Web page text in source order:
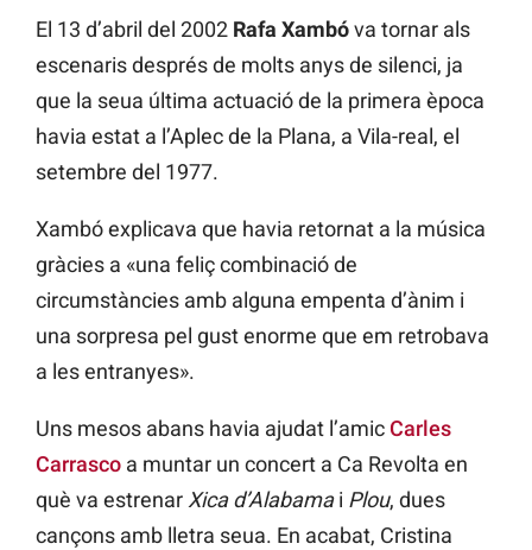
El 13 d’abril del 2002 Rafa Xambóva tornar als
escenaris després de molts anys de silenci, ja
que la seua última actuació de la primera època
havia estat a l’Aplec de la Plana, a Vila-real, el
setembre del 1977.
Xambó explicava que havia retornat a la música
gràcies a «una feliç combinació de
circumstàncies amb alguna empenta d’ànim i
una sorpresa pel gust enorme que em retrobava
a les entranyes».
Uns mesos abans havia ajudat l’amicCarles
Carrasco a muntar un concert a Ca Revolta en
què va estrenar Xica d’Alabamai Plou, dues
cançons amb lletra seua. En acabat, Cristina